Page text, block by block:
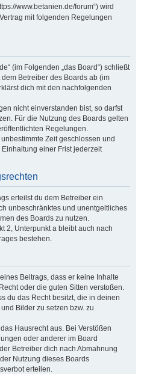
www.betanien.de/forum“) wird
mit folgenden Regelungen
(im Folgenden „das Board“) schließt
Betreiber des Boards ab (im
dich mit den nachfolgenden
nicht einverstanden bist, so darfst
Für die Nutzung des Boards gelten
Regelungen.
Zeit geschlossen und
einer Frist jederzeit
erteilst du dem Betreiber ein
unbeschränktes und unentgeltliches
des Boards zu nutzen.
2, Unterpunkt a bleibt auch nach
bestehen.
Beitrags, dass er keine Inhalte
oder die guten Sitten verstoßen.
du das Recht besitzt, die in deinen
Bilder zu setzen bzw. zu
Hausrecht aus. Bei Verstößen
oder anderer im Board
Betreiber dich nach Abmahnung
Nutzung dieses Boards
erteilen.